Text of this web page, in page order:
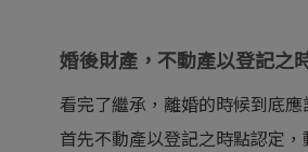
婚後財產，不動產以登記之
看完了繼承，離婚的時候到底應
首先不動產以登記之時點認定